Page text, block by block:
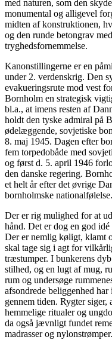
med naturen, som den
monumental og alligevel
midten af konstruktionen,
og den runde betongrav
tryghedsfornemmelse.
Kanonstillingerne er en
under 2. verdenskrig. Den
evakueringsrute mod vest
Bornholm en strategisk
bl.a., at imens resten af
holdt den tyske admiral på
ødelæggende, sovjetiske
8. maj 1945. Dagen efter
fem torpedobåde med
og først d. 5. april 1946
den danske regering.
et helt år efter det øvrige
bornholmske natio­nalfølelse.
Der er rig mulighed for at
hånd. Det er dog en god
Der er nemlig køligt, klamt
skal tage sig i agt for
træstumper. I bunkerens
stilhed, og en lugt af mug,
rum og undersøge
afsondrede beliggenhed
gennem tiden. Rygter siger,
hemmelige ritualer og
da også jævnligt fundet
madrasser og nylonstrømper.